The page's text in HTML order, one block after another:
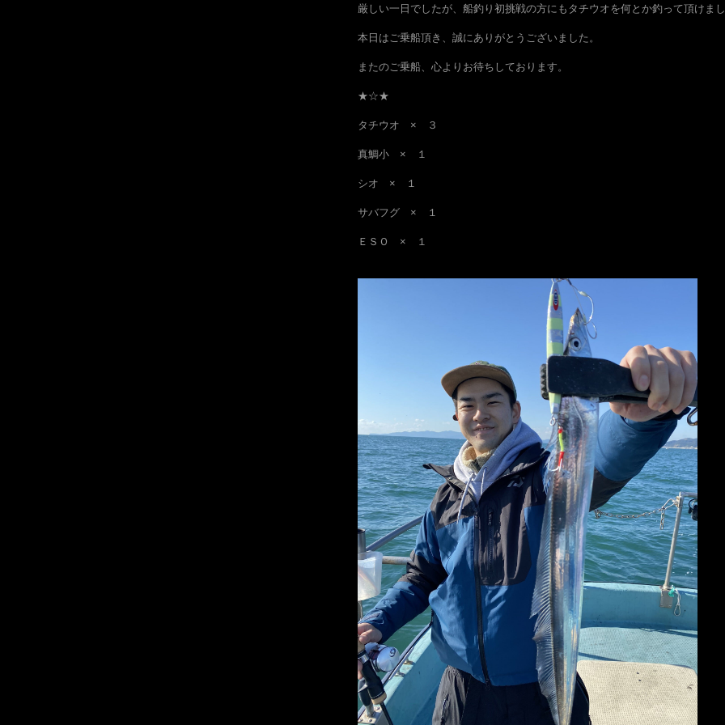
厳しい一日でしたが、船釣り初挑戦の方にもタチウオを何とか釣って頂けま
本日はご乗船頂き、誠にありがとうございました。
またのご乗船、心よりお待ちしております。
★☆★
タチウオ × ３
真鯛小 × １
シオ × １
サバフグ × １
ＥＳＯ × １